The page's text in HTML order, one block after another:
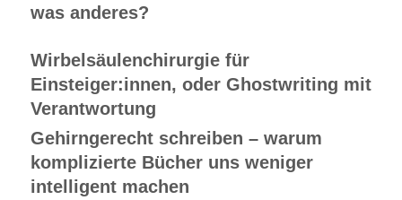
was anderes?
Wirbelsäulenchirurgie für
Einsteiger:innen, oder Ghostwriting mit
Verantwortung
Gehirngerecht schreiben – warum
komplizierte Bücher uns weniger
intelligent machen